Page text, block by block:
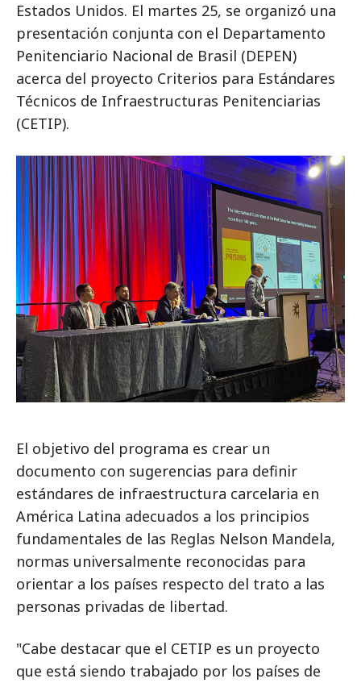
Estados Unidos. El martes 25, se organizó una
presentación conjunta con el Departamento
Penitenciario Nacional de Brasil (DEPEN)
acerca del proyecto Criterios para Estándares
Técnicos de Infraestructuras Penitenciarias
(CETIP).
El objetivo del programa es crear un
documento con sugerencias para definir
estándares de infraestructura carcelaria en
América Latina adecuados a los principios
fundamentales de las Reglas Nelson Mandela,
normas universalmente reconocidas para
orientar a los países respecto del trato a las
personas privadas de libertad.
"Cabe destacar que el CETIP es un proyecto
que está siendo trabajado por los países de